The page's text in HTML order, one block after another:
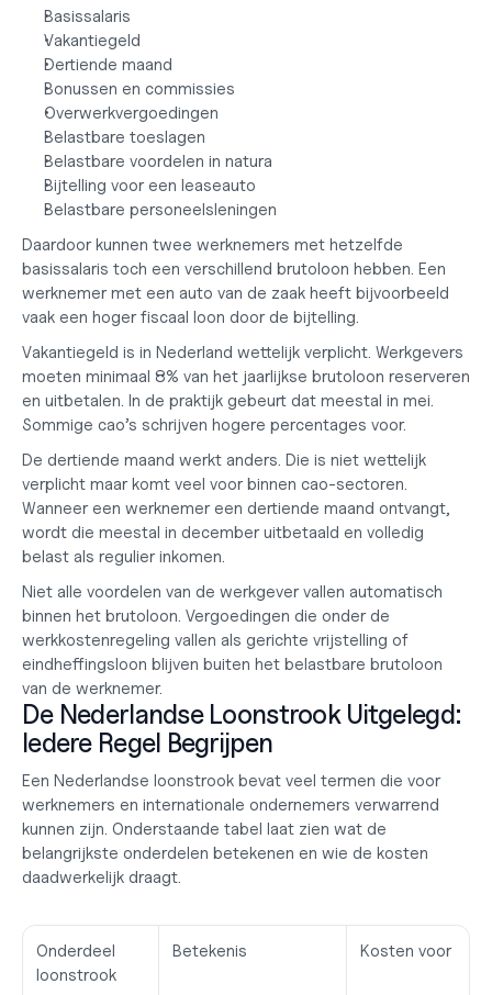
Basissalaris
Vakantiegeld
Dertiende maand
Bonussen en commissies
Overwerkvergoedingen
Belastbare toeslagen
Belastbare voordelen in natura
Bijtelling voor een leaseauto
Belastbare personeelsleningen
Daardoor kunnen twee werknemers met hetzelfde
basissalaris toch een verschillend brutoloon hebben. Een
werknemer met een auto van de zaak heeft bijvoorbeeld
vaak een hoger fiscaal loon door de bijtelling.
Vakantiegeld is in Nederland wettelijk verplicht. Werkgevers
moeten minimaal 8% van het jaarlijkse brutoloon reserveren
en uitbetalen. In de praktijk gebeurt dat meestal in mei.
Sommige cao’s schrijven hogere percentages voor.
De dertiende maand werkt anders. Die is niet wettelijk
verplicht maar komt veel voor binnen cao-sectoren.
Wanneer een werknemer een dertiende maand ontvangt,
wordt die meestal in december uitbetaald en volledig
belast als regulier inkomen.
Niet alle voordelen van de werkgever vallen automatisch
binnen het brutoloon. Vergoedingen die onder de
werkkostenregeling vallen als gerichte vrijstelling of
eindheffingsloon blijven buiten het belastbare brutoloon
van de werknemer.
De Nederlandse Loonstrook Uitgelegd:
Iedere Regel Begrijpen
Een Nederlandse loonstrook bevat veel termen die voor
werknemers en internationale ondernemers verwarrend
kunnen zijn. Onderstaande tabel laat zien wat de
belangrijkste onderdelen betekenen en wie de kosten
daadwerkelijk draagt.
Onderdeel
loonstrook
Betekenis Kosten voor